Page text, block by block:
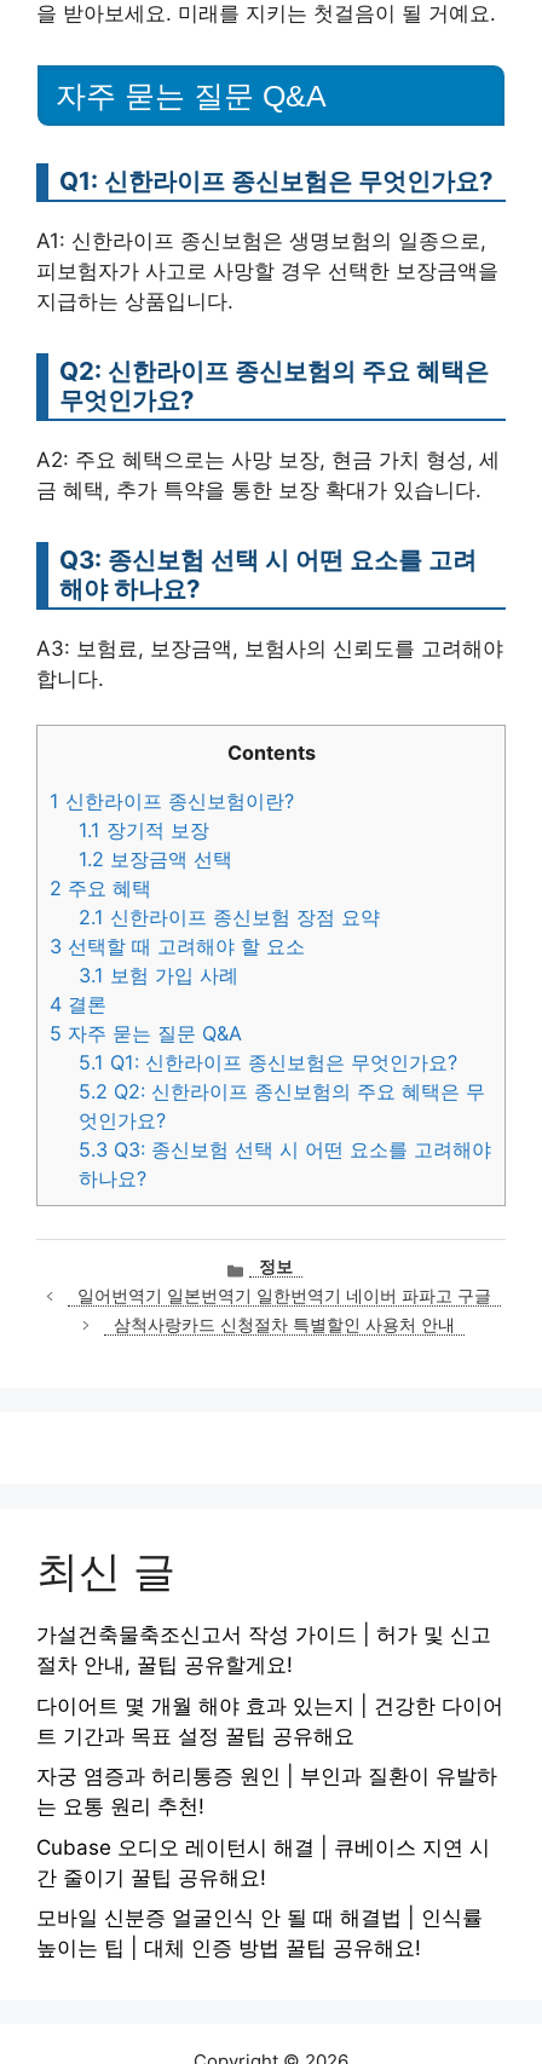
을 받아보세요. 미래를 지키는 첫걸음이 될 거예요.
자주 묻는 질문 Q&A
Q1: 신한라이프 종신보험은 무엇인가요?
A1: 신한라이프 종신보험은 생명보험의 일종으로,
피보험자가 사고로 사망할 경우 선택한 보장금액을
지급하는 상품입니다.
Q2: 신한라이프 종신보험의 주요 혜택은
무엇인가요?
A2: 주요 혜택으로는 사망 보장, 현금 가치 형성, 세
금 혜택, 추가 특약을 통한 보장 확대가 있습니다.
Q3: 종신보험 선택 시 어떤 요소를 고려
해야 하나요?
A3: 보험료, 보장금액, 보험사의 신뢰도를 고려해야
합니다.
Contents
1 신한라이프 종신보험이란?
1.1 장기적 보장
1.2 보장금액 선택
2 주요 혜택
2.1 신한라이프 종신보험 장점 요약
3 선택할 때 고려해야 할 요소
3.1 보험 가입 사례
4 결론
5 자주 묻는 질문 Q&A
5.1 Q1: 신한라이프 종신보험은 무엇인가요?
5.2 Q2: 신한라이프 종신보험의 주요 혜택은 무
엇인가요?
5.3 Q3: 종신보험 선택 시 어떤 요소를 고려해야
하나요?
카
테
고
리
정보
일어번역기 일본번역기 일한번역기 네이버 파파고 구글
삼척사랑카드 신청절차 특별할인 사용처 안내
최신 글
가설건축물축조신고서 작성 가이드 | 허가 및 신고
절차 안내, 꿀팁 공유할게요!
다이어트 몇 개월 해야 효과 있는지 | 건강한 다이어
트 기간과 목표 설정 꿀팁 공유해요
자궁 염증과 허리통증 원인 | 부인과 질환이 유발하
는 요통 원리 추천!
Cubase 오디오 레이턴시 해결 | 큐베이스 지연 시
간 줄이기 꿀팁 공유해요!
모바일 신분증 얼굴인식 안 될 때 해결법 | 인식률
높이는 팁 | 대체 인증 방법 꿀팁 공유해요!